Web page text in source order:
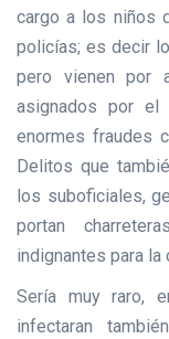
cargo a los niños
policías; es decir
pero vienen por
asignados por el
enormes fraudes
Delitos que
los suboficiales,
portan
indignantes para la
Sería muy raro,
infectaran